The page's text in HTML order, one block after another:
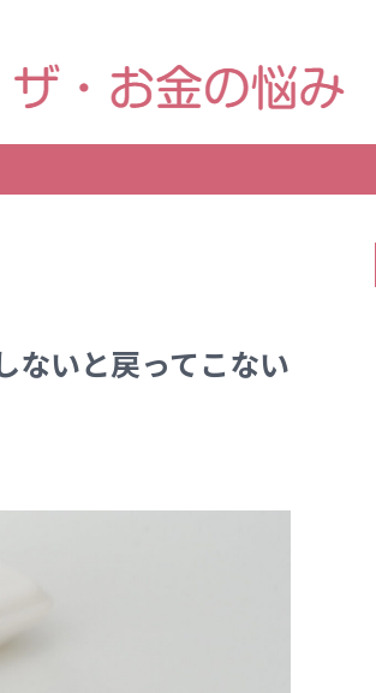
ないと戻ってこない